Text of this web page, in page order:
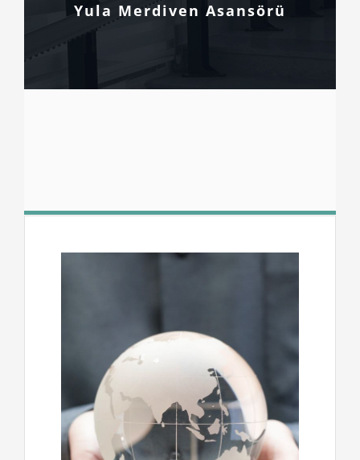
Yula Merdiven Asansörü